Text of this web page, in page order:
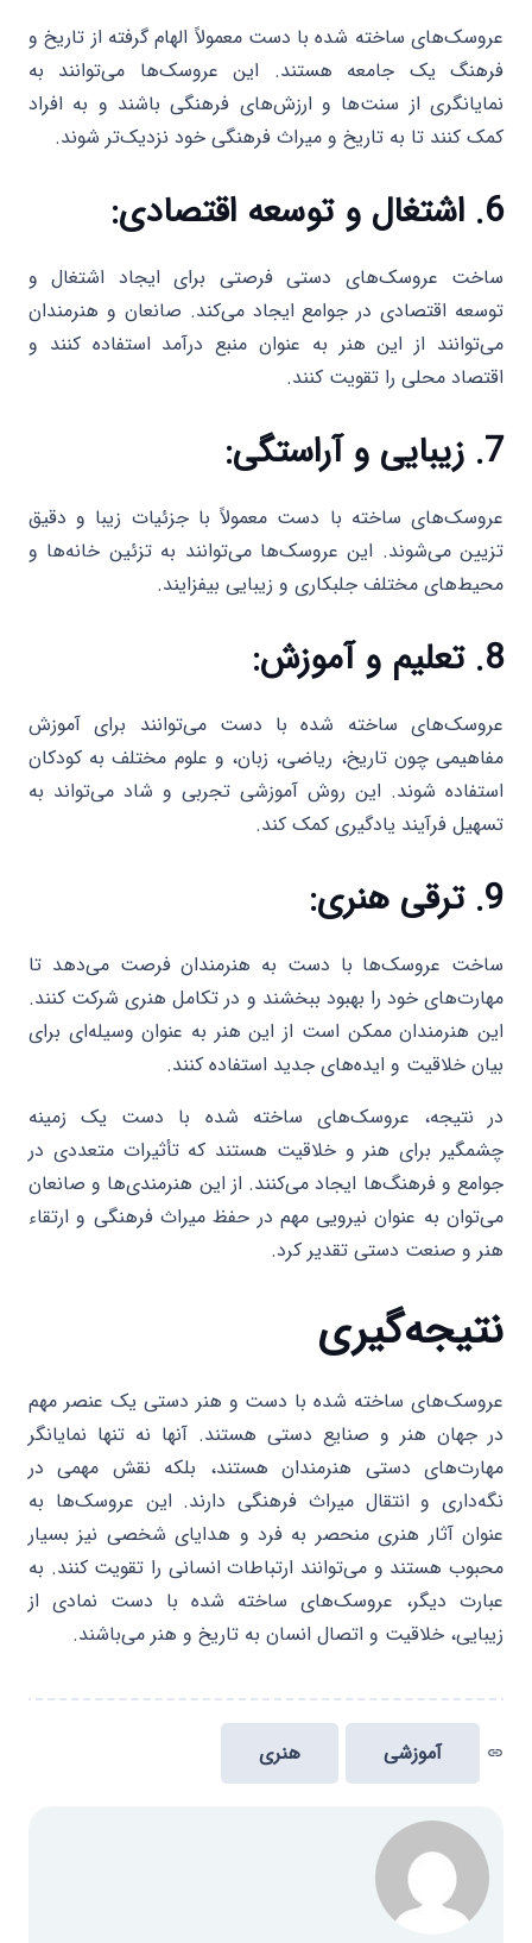
عروسک‌های ساخته شده با دست معمولاً الهام گرفته از تاریخ و
فرهنگ یک جامعه هستند. این عروسک‌ها می‌توانند به
نمایانگری از سنت‌ها و ارزش‌های فرهنگی باشند و به افراد
کمک کنند تا به تاریخ و میراث فرهنگی خود نزدیک‌تر شوند.
6. اشتغال و توسعه اقتصادی:
ساخت عروسک‌های دستی فرصتی برای ایجاد اشتغال و
توسعه اقتصادی در جوامع ایجاد می‌کند. صانعان و هنرمندان
می‌توانند از این هنر به عنوان منبع درآمد استفاده کنند و
اقتصاد محلی را تقویت کنند.
7. زیبایی و آراستگی:
عروسک‌های ساخته با دست معمولاً با جزئیات زیبا و دقیق
تزیین می‌شوند. این عروسک‌ها می‌توانند به تزئین خانه‌ها و
محیط‌های مختلف جلبکاری و زیبایی بیفزایند.
8. تعلیم و آموزش:
عروسک‌های ساخته شده با دست می‌توانند برای آموزش
مفاهیمی چون تاریخ، ریاضی، زبان، و علوم مختلف به کودکان
استفاده شوند. این روش آموزشی تجربی و شاد می‌تواند به
تسهیل فرآیند یادگیری کمک کند.
9. ترقی هنری:
ساخت عروسک‌ها با دست به هنرمندان فرصت می‌دهد تا
مهارت‌های خود را بهبود ببخشند و در تکامل هنری شرکت کنند.
این هنرمندان ممکن است از این هنر به عنوان وسیله‌ای برای
بیان خلاقیت و ایده‌های جدید استفاده کنند.
در نتیجه، عروسک‌های ساخته شده با دست یک زمینه
چشمگیر برای هنر و خلاقیت هستند که تأثیرات متعددی در
جوامع و فرهنگ‌ها ایجاد می‌کنند. از این هنرمندی‌ها و صانعان
می‌توان به عنوان نیرویی مهم در حفظ میراث فرهنگی و ارتقاء
هنر و صنعت دستی تقدیر کرد.
نتیجه‌گیری
عروسک‌های ساخته شده با دست و هنر دستی یک عنصر مهم
در جهان هنر و صنایع دستی هستند. آنها نه تنها نمایانگر
مهارت‌های دستی هنرمندان هستند، بلکه نقش مهمی در
نگه‌داری و انتقال میراث فرهنگی دارند. این عروسک‌ها به
عنوان آثار هنری منحصر به فرد و هدایای شخصی نیز بسیار
محبوب هستند و می‌توانند ارتباطات انسانی را تقویت کنند. به
عبارت دیگر، عروسک‌های ساخته شده با دست نمادی از
زیبایی، خلاقیت و اتصال انسان به تاریخ و هنر می‌باشند.
link آموزشی هنری